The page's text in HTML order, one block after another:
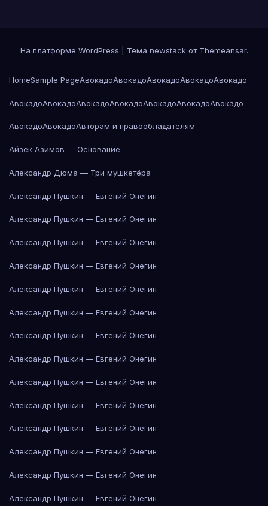
На платформе WordPress Тема newstack от Themeansar.
HomeSample PageАвокадоАвокадоАвокадоАвокадоАвокадо
АвокадоАвокадоАвокадоАвокадоАвокадоАвокадоАвокадо
АвокадоАвокадоАвторам и правообладателям
Айзек Азимов — Основание
Александр Дюма — Три мушкетёра
Александр Пушкин — Евгений Онегин
Александр Пушкин — Евгений Онегин
Александр Пушкин — Евгений Онегин
Александр Пушкин — Евгений Онегин
Александр Пушкин — Евгений Онегин
Александр Пушкин — Евгений Онегин
Александр Пушкин — Евгений Онегин
Александр Пушкин — Евгений Онегин
Александр Пушкин — Евгений Онегин
Александр Пушкин — Евгений Онегин
Александр Пушкин — Евгений Онегин
Александр Пушкин — Евгений Онегин
Александр Пушкин — Евгений Онегин
Александр Пушкин — Евгений Онегин